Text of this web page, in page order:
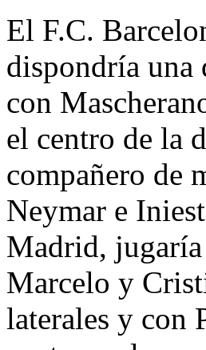
El F.C.
dispondría una
con
el centro de la
compañero de
Neymar e
Madrid, jugaría
Marcelo y
laterales y con